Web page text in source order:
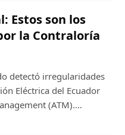
Estos son los
la Contraloría
detectó irregularidades
Eléctrica del Ecuador
(ATM).…